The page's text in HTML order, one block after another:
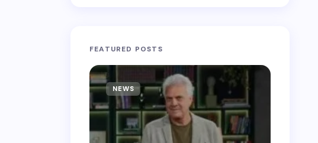
FEATURED POSTS
NEWS